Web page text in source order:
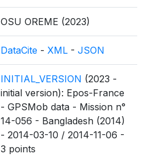
OSU OREME (2023)
DataCite - XML - JSON
INITIAL_VERSION (2023 -
initial version): Epos-France
- GPSMob data - Mission n°
14-056 - Bangladesh (2014)
- 2014-03-10 / 2014-11-06 -
3 points